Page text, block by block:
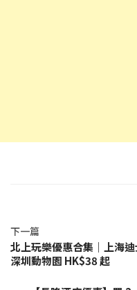
下一篇
北上玩樂優惠合集｜上海
深圳動物園 HK$38 起